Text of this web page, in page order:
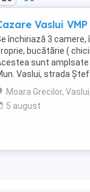
Vaslui VMP
închiriază 3 camere,
bucătărie (
sunt amplsate
Vaslui, strada
este de 275 zi.
Moara Grecilor,
5 august